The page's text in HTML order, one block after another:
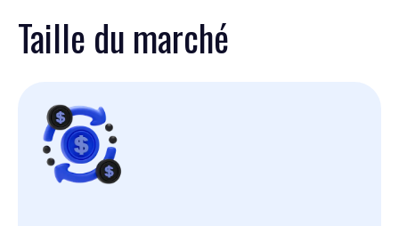
Taille du marché